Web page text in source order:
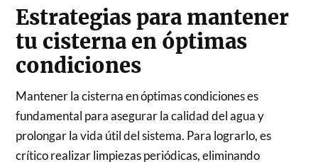
Estrategias para mantener
tu cisterna en óptimas
condiciones
Mantener la cisterna en óptimas condiciones es
fundamental para asegurar la calidad del agua y
prolongar la vida útil del sistema. Para lograrlo, es
crítico realizar limpiezas periódicas, eliminando